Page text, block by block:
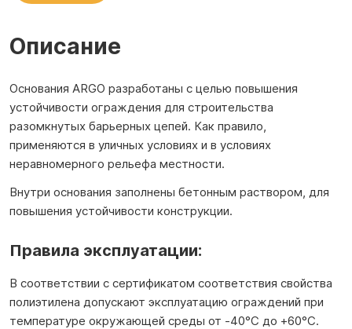
Описание
Основания ARGO разработаны с целью повышения
устойчивости ограждения для строительства
разомкнутых барьерных цепей. Как правило,
применяются в уличных условиях и в условиях
неравномерного рельефа местности.
Внутри основания заполнены бетонным раствором, для
повышения устойчивости конструкции.
Правила эксплуатации:
В соответствии с сертификатом соответствия свойства
полиэтилена допускают эксплуатацию ограждений при
температуре окружающей среды от -40°С до +60°С.